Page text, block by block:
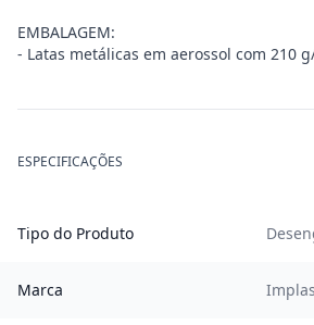
EMBALAGEM:
- Latas metálicas em aerossol com 210
ESPECIFICAÇÕES
Tipo do Produto
Marca